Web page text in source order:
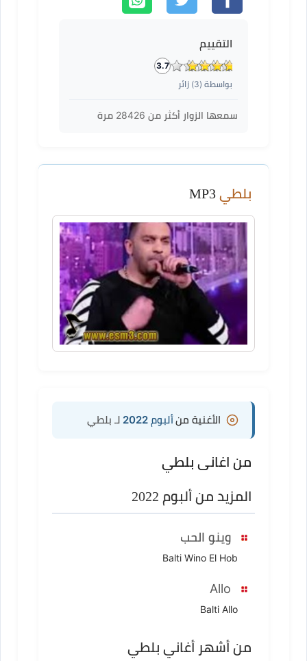
التقييم
3.7
بواسطة (3) زائر
سمعها الزوار أكثر من 28426 مرة
بلطي
الأغنية منألبوم 2022 لـ بلطي
من اغانى بلطي
المزيد من ألبوم 2022
وينو الحب
Balti Wino El Hob
Balti Allo
من أشهر أغاني بلطي